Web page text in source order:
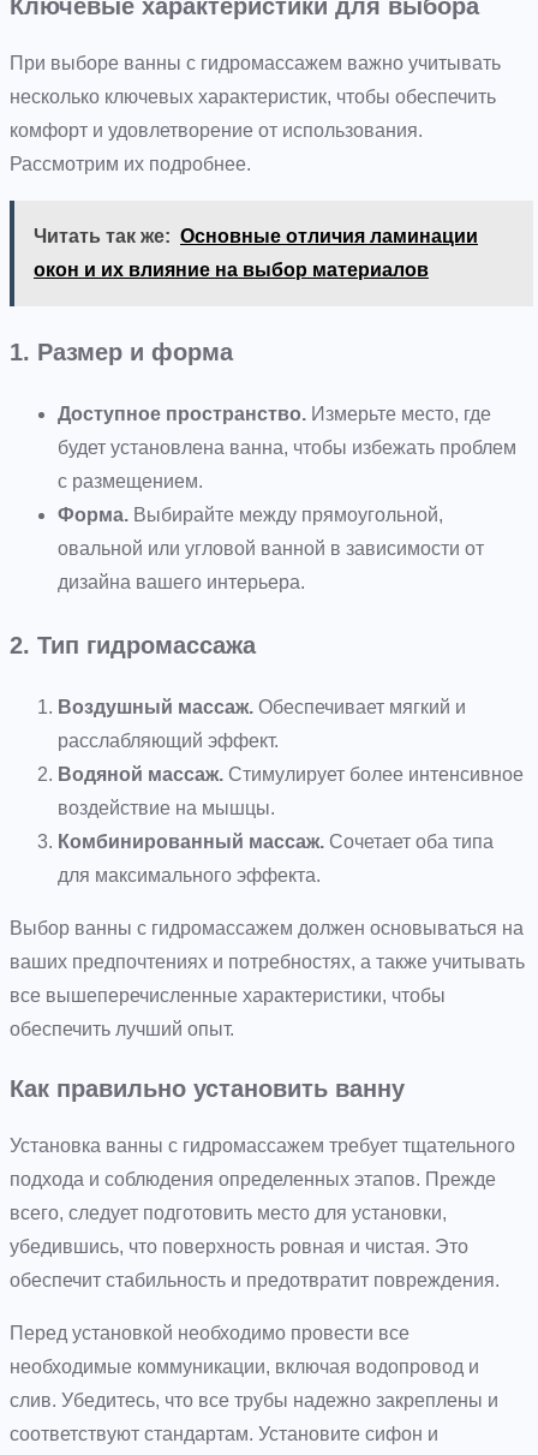
При выборе ванны с гидромассажем важно учитывать
несколько ключевых характеристик, чтобы обеспечить
комфорт и удовлетворение от использования.
Рассмотрим их подробнее.
Читать так же: Основные отличия ламинации
окон и их влияние на выбор материалов
1. Размер и форма
Доступное пространство. Измерьте место, где
будет установлена ванна, чтобы избежать проблем
с размещением.
Форма. Выбирайте между прямоугольной,
овальной или угловой ванной в зависимости от
дизайна вашего интерьера.
2. Тип гидромассажа
Воздушный массаж. Обеспечивает мягкий и
расслабляющий эффект.
Водяной массаж. Стимулирует более интенсивное
воздействие на мышцы.
Комбинированный массаж. Сочетает оба типа
для максимального эффекта.
Выбор ванны с гидромассажем должен основываться на
ваших предпочтениях и потребностях, а также учитывать
все вышеперечисленные характеристики, чтобы
обеспечить лучший опыт.
Как правильно установить ванну
Установка ванны с гидромассажем требует тщательного
подхода и соблюдения определенных этапов. Прежде
всего, следует подготовить место для установки,
убедившись, что поверхность ровная и чистая. Это
обеспечит стабильность и предотвратит повреждения.
Перед установкой необходимо провести все
необходимые коммуникации, включая водопровод и
слив. Убедитесь, что все трубы надежно закреплены и
соответствуют стандартам. Установите сифон и